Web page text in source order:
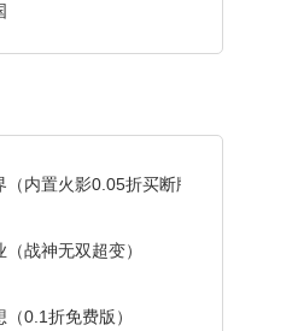
（内置火影0.05折买断版）
（战神无双超变）
0.1折免费版）